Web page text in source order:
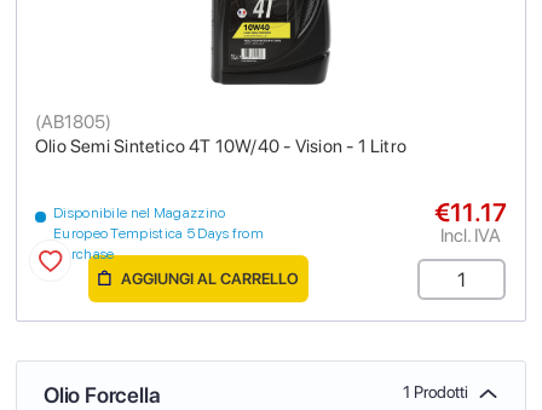
Olio Semi Sintetico 4T 10W/40 - Vision - 1 Litro
(AB1805)
Disponibile nel Magazzino
Europeo Tempistica 5 Days from
purchase
€11.17
Incl. IVA
AGGIUNGI AL CARRELLO
Olio Forcella 1 Prodotti